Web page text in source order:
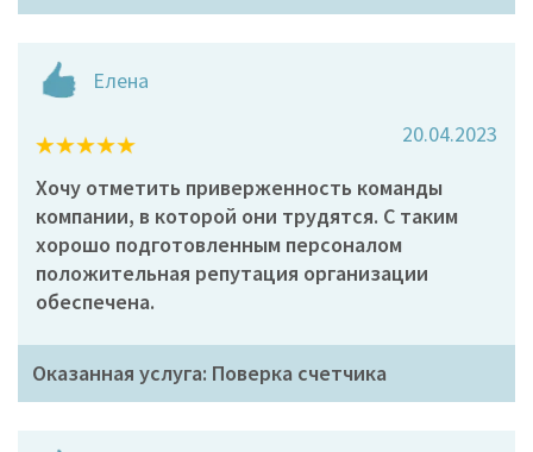
Елена
20.04.2023
Хочу отметить приверженность команды
компании, в которой они трудятся. С таким
хорошо подготовленным персоналом
положительная репутация организации
обеспечена.
Оказанная услуга: Поверка счетчика